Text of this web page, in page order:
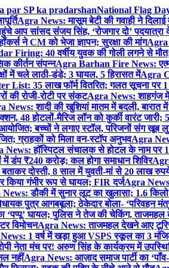
par SP ka pradarshanNational Flag
Agra News: मासूम बेटी की गवाही ने
आप सांसद संजय सिंह, ‘रोजगार दो’ पदयात्रा
ने CM को भेजा ज्ञापन; सुरक्षा की मांगAgra
Firing: 40 वर्षीय युवक की गोली लगने से मौत;
कीर्तन संपन्नAgra Barhan Fire News:
में चले लाठी-डंडे; 3 घायल, 5 हिरासत मेंAgra
List: 35 लाख फॉर्म वितरित; गलत सूचना पर
की रोजी-रोटी पर संकटAgra News: शाहगंज
News: शादी की खुशियां मातम में बदली, बारात में
48 होटलों-मैरिज लॉन को कुर्की वारंट जारी;
बच्चों ने लगाए स्टॉल, परिजनों संग खूब
ग्राहकों को मिला वन-स्टॉप अनुभवAgra
News: हॉस्पिटल संचालक से होटल के नाम पर
डंप ₹240 करोड़; कल होगा समाधान शिविर
दोस्ती, 8 साल में युवती-मां से 20 लाख
किया गंभीर रूप से घायल; FIR दर्जAgra News:
डौकी में सुनार लूट का खुलासा; 1.6 किलो
पुत्र आगबबूला; ठेकेदार बोला- ‘परिवहन
घायल; पुलिस ने तेज की चेकिंग, ताजमहल
विमोचनAgra News: ताजमहल देखने आए
1 वर्ष में खड़ा हुआ VSPS स्कूल का 3
नेता मंच पर! अरुण सिंह के कार्यक्रम में
नहींAgra News: आज़ाद समाज पार्टी का